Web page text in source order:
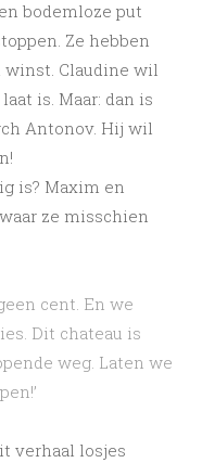
bodemloze put
Ze hebben
winst. Claudine wil
is. Maar: dan is
Antonov. Hij wil
is? Maxim en
ze misschien
cent. En we
Dit chateau is
weg. Laten we
verhaal losjes